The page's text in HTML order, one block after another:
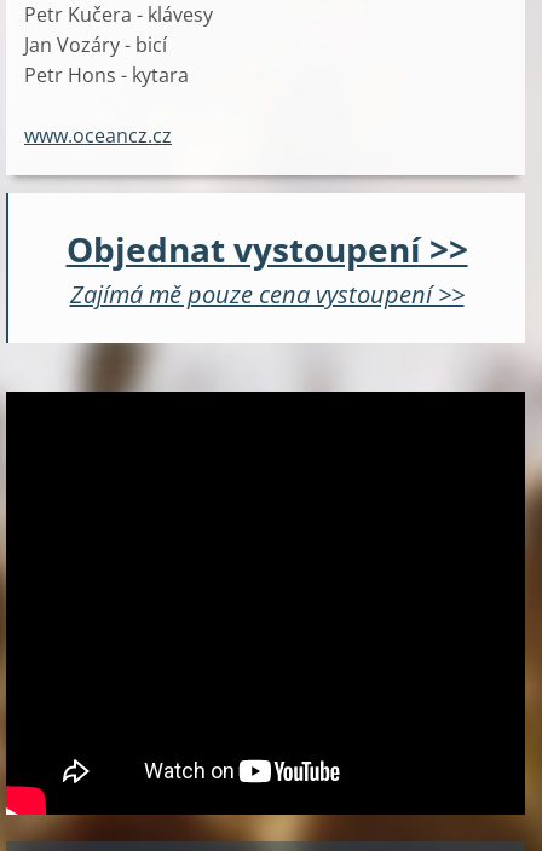
Petr Kučera - klávesy
Jan Vozáry - bicí
Petr Hons - kytara
www.oceancz.cz
Objednat vystoupení >>
Zajímá mě pouze cena vystoupení >>